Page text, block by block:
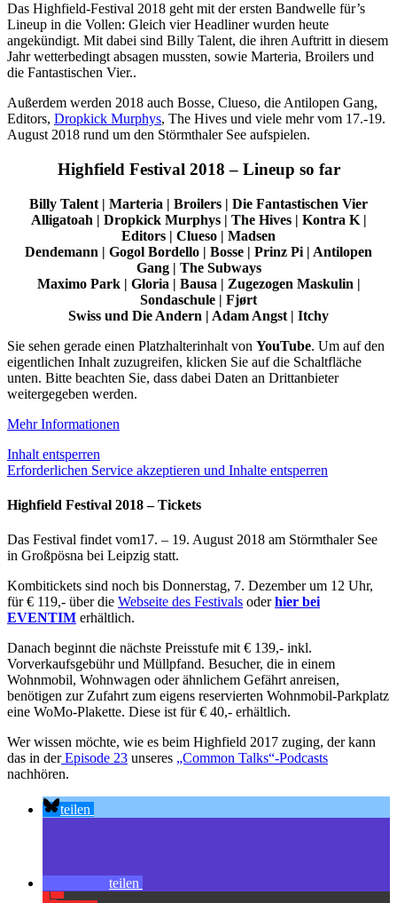
Das Highfield-Festival 2018 geht mit der ersten Bandwelle für’s
Lineup in die Vollen: Gleich vier Headliner wurden heute
angekündigt. Mit dabei sind Billy Talent, die ihren Auftritt in diesem
Jahr wetterbedingt absagen mussten, sowie Marteria, Broilers und
die Fantastischen Vier..
Außerdem werden 2018 auch Bosse, Clueso, die Antilopen Gang,
Editors, Dropkick Murphys, The Hives und viele mehr vom 17.-19.
August 2018 rund um den Störmthaler See aufspielen.
Highfield Festival 2018 – Lineup so far
Billy Talent | Marteria | Broilers | Die Fantastischen Vier
Alligatoah | Dropkick Murphys | The Hives | Kontra K |
Editors | Clueso | Madsen
Dendemann | Gogol Bordello | Bosse | Prinz Pi | Antilopen
Gang | The Subways
Maximo Park | Gloria | Bausa | Zugezogen Maskulin |
Sondaschule | Fjørt
Swiss und Die Andern | Adam Angst | Itchy
Sie sehen gerade einen Platzhalterinhalt von YouTube. Um auf den
eigentlichen Inhalt zuzugreifen, klicken Sie auf die Schaltfläche
unten. Bitte beachten Sie, dass dabei Daten an Drittanbieter
weitergegeben werden.
Mehr Informationen
Inhalt entsperren
Erforderlichen Service akzeptieren und Inhalte entsperren
Highfield Festival 2018 – Tickets
Das Festival findet vom17. – 19. August 2018 am Störmthaler See
in Großpösna bei Leipzig statt.
Kombitickets sind noch bis Donnerstag, 7. Dezember um 12 Uhr,
für € 119,- über die Webseite des Festivals oderhier bei
EVENTIM erhältlich.
Danach beginnt die nächste Preisstufe mit € 139,- inkl.
Vorverkaufsgebühr und Müllpfand. Besucher, die in einem
Wohnmobil, Wohnwagen oder ähnlichem Gefährt anreisen,
benötigen zur Zufahrt zum eigens reservierten Wohnmobil-Parkplatz
eine WoMo-Plakette. Diese ist für € 40,- erhältlich.
Wer wissen möchte, wie es beim Highfield 2017 zuging, der kann
das in derEpisode 23 unseres „Common Talks“-Podcasts
nachhören.
teilen
teilen